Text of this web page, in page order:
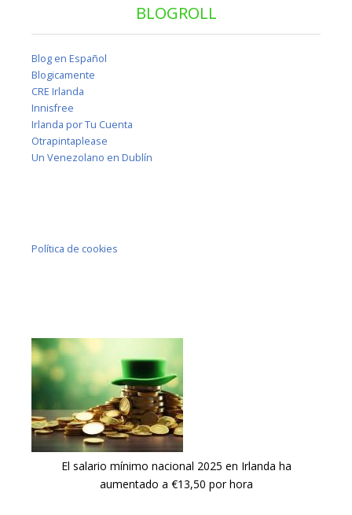
BLOGROLL
Blog en Español
Blogicamente
CRE Irlanda
Innisfree
Irlanda por Tu Cuenta
Otrapintaplease
Un Venezolano en Dublín
Política de cookies
El salario mínimo nacional 2025 en Irlanda ha
aumentado a €13,50 por hora